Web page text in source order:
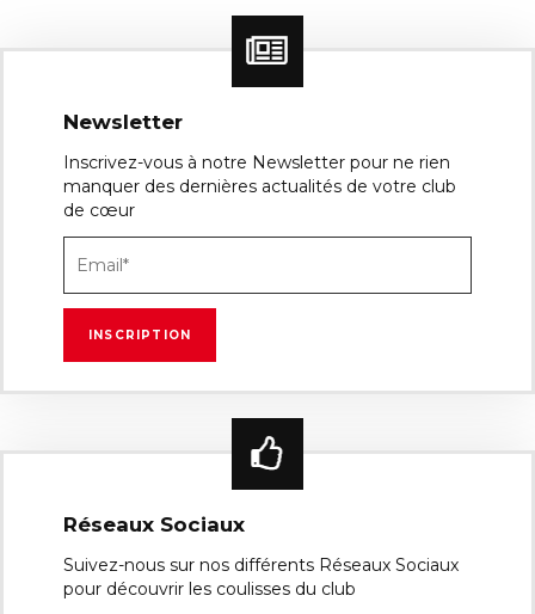
Newsletter
Inscrivez-vous à notre Newsletter pour ne rien
manquer des dernières actualités de votre club
de cœur
Réseaux Sociaux
Suivez-nous sur nos différents Réseaux Sociaux
pour découvrir les coulisses du club